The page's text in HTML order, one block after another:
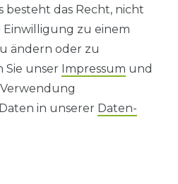
besteht das Recht, nicht
zu einem
ändern oder zu
Sie unser Impressum und
in unserer Daten­